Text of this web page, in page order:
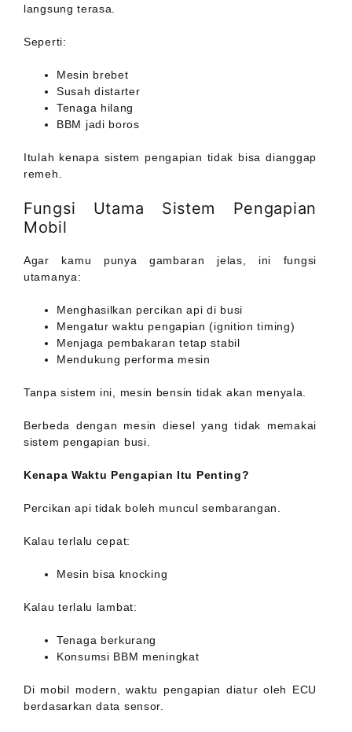
langsung terasa.
Seperti:
Mesin brebet
Susah distarter
Tenaga hilang
BBM jadi boros
Itulah kenapa sistem pengapian tidak bisa dianggap
remeh.
Fungsi Utama Sistem Pengapian
Mobil
Agar kamu punya gambaran jelas, ini fungsi
utamanya:
Menghasilkan percikan api di busi
Mengatur waktu pengapian (ignition timing)
Menjaga pembakaran tetap stabil
Mendukung performa mesin
Tanpa sistem ini, mesin bensin tidak akan menyala.
Berbeda dengan mesin diesel yang tidak memakai
sistem pengapian busi.
Kenapa Waktu Pengapian Itu Penting?
Percikan api tidak boleh muncul sembarangan.
Kalau terlalu cepat:
Mesin bisa knocking
Kalau terlalu lambat:
Tenaga berkurang
Konsumsi BBM meningkat
Di mobil modern, waktu pengapian diatur oleh ECU
berdasarkan data sensor.